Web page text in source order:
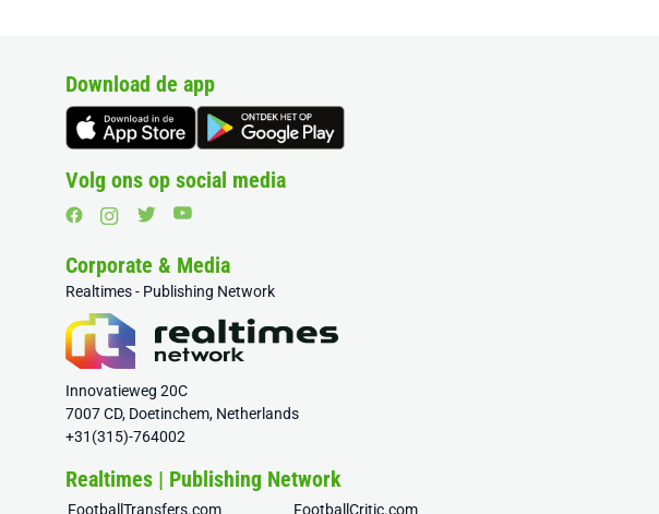
Download de app
Volg ons op social media
Corporate & Media
Realtimes - Publishing Network
Innovatieweg 20C
7007 CD, Doetinchem, Netherlands
+31(315)-764002
Realtimes | Publishing Network
FootballTransfers.com FootballCritic.com